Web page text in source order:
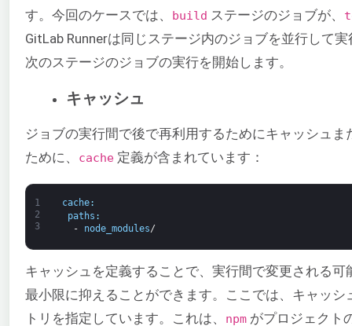
す。今回のケースでは、
build ステージのジョブが、
GitLab Runnerは同じステージ内のジョブを並行して
次のステージのジョブの実行を開始します。
キャッシュ
ジョブの実行間で後で再利用するためにキャッシュ
ために、
cache 定義が含まれています：
1
2
3
cache:
paths :
-
node_modules/
キャッシュを定義することで、実行間で変更される
最小限に抑えることができます。ここでは、キャッ
トリを指定しています。これは、
npm がプロジェクト